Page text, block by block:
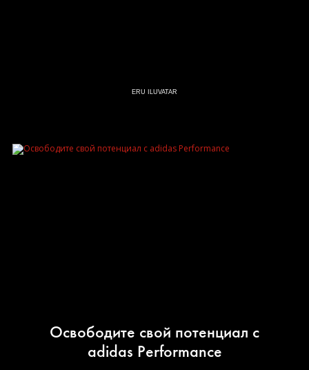
ERU ILUVATAR
Освободите свой потенциал с
adidas Performance